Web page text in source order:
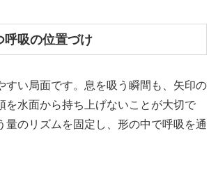
呼吸の位置づけ
すい局面です。息を吸う瞬間も、矢印の
を水面から持ち上げないことが大切で
量のリズムを固定し、形の中で呼吸を通